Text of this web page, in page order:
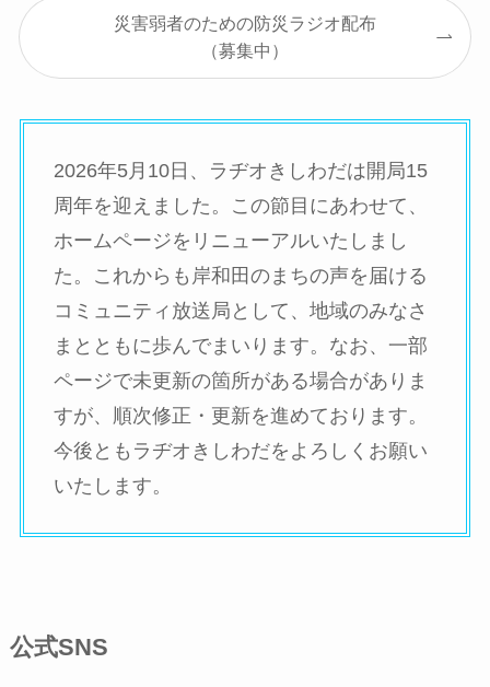
災害弱者のための防災ラジオ配布
（募集中）
2026年5月10日、ラヂオきしわだは開局15
周年を迎えました。この節目にあわせて、
ホームページをリニューアルいたしまし
た。これからも岸和田のまちの声を届ける
コミュニティ放送局として、地域のみなさ
まとともに歩んでまいります。なお、一部
ページで未更新の箇所がある場合がありま
すが、順次修正・更新を進めております。
今後ともラヂオきしわだをよろしくお願い
いたします。
公式SNS